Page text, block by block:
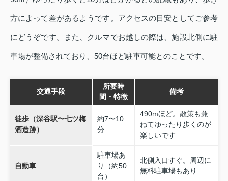
方によって差があるようです。アクセスの目安としてご参考
にどうぞです。また、クルマでお越しの際は、施設北側に駐
車場が整備されており、50台ほど駐車可能とのことです。
交通手段
所要時
間・特徴
備考
徒歩（深谷駅〜七ツ梅
酒造跡）
約7〜10
分
490mほど。散策も兼
ねてゆったり歩くのが
楽しいです
自動車
駐車場あ
り（約50
台）
北側入口すぐ。周辺に
無料駐車場もあり